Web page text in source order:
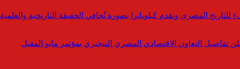
المصرى وتقدم كيلوباترا بصورة تُجافي الحقيقة التاريخية والعلمية
تفاصيل التعاون الاقتصادي المصري النيجيري بمؤتمر مايو المقبل